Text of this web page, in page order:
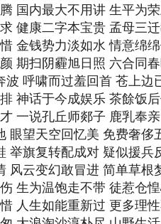
国内最大不用讲 生平为荣
健康二字本宝贵 孟母三
金钱势力淡如水 情意绵
期扫阴霾旭日照 六合同春
呼啸而过羞回首 苍上边
神话于今成娱乐 茶餘饭
一说孔丘师郯子 鹿乳奉
望天空回忆美 免费奢侈
旗复转配成对 疑似援兵
云变幻敢冒进 简单草根
生为温饱走不带 徒惹仓
人生如能重新过 更多理